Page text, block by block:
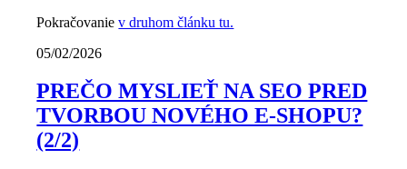
Pokračovaniev druhom článku tu.
05/02/2026
PREČO MYSLIEŤ NA SEO PRED
TVORBOU NOVÉHO E-SHOPU?
(2/2)